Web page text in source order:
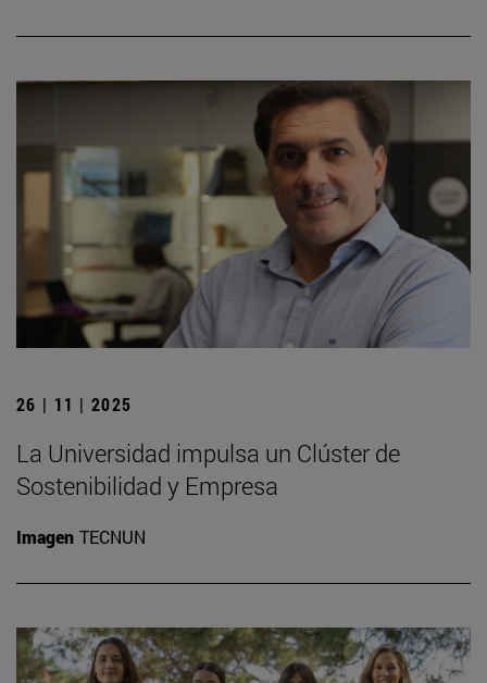
26 | 11 | 2025
La Universidad impulsa un Clúster de
Sostenibilidad y Empresa
Imagen TECNUN